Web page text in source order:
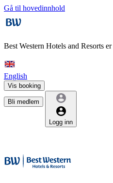
Gå til hovedinnhold
Best Western Hotels and Resorts er
English
Vis booking
Bli medlem
Logg inn